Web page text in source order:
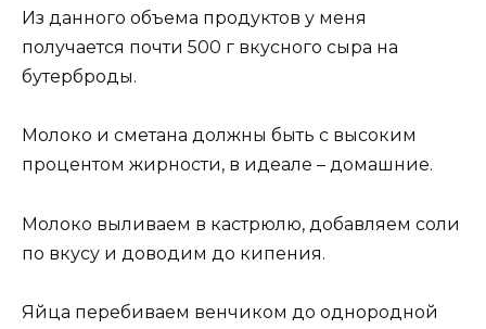
Из данного объема продуктов у меня
получается почти 500 г вкусного сыра на
бутерброды.
Молоко и сметана должны быть с высоким
процентом жирности, в идеале – домашние.
Молоко выливаем в кастрюлю, добавляем соли
по вкусу и доводим до кипения.
Яйца перебиваем венчиком до однородной